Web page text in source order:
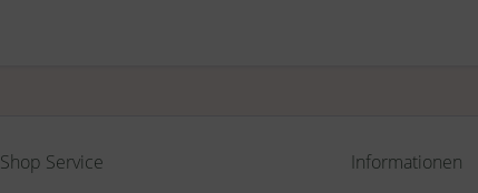
Shop Service Informationen